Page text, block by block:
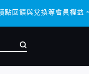
回饋與兌換等會員權益。
回饋與兌換等會員權益。